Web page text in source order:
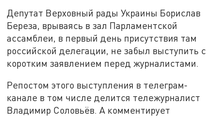
Депутат Верховный рады Украины Борислав
Береза, врываясь в зал Парламентской
ассамблеи, в первый день присутствия там
российской делегации, не забыл выступить с
коротким заявлением перед журналистами.
Репостом этого выступления в телеграм-
канале в том числе делится тележурналист
Владимир Соловьёв. А комментирует